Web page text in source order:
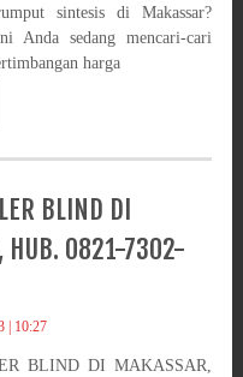
sintesis di Makassar?
Anda sedang mencari-cari
harga
BLIND DI
HUB. 0821-7302-
| 10:27
BLIND DI MAKASSAR,